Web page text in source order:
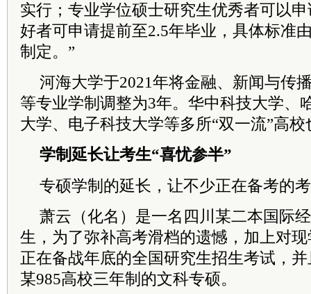
实行；专业学位硕士研究生优秀者可以
好者可申请提前至2.5年毕业，具体标准
制定。”
河海大学于2021年将金融、新闻与传
等专业学制调整为3年。华中科技大学、
大学、电子科技大学等多所“双一流”高
学制延长让考生“喜忧参半”
专硕学制的延长，让不少正在备考的
萧云（化名）是一名四川某二本国际
生，为了弥补高考滑档的遗憾，加上对
正在备战年底的全国研究生招生考试，
某985高校三年制的文科专硕。